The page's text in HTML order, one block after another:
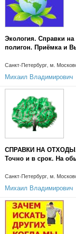
Экология. Справки на
полигон. Приёмка и
Санкт-Петербург, м.
Михаил Владимирович
СПРАВКИ НА
Точно и в срок. На
Санкт-Петербург, м.
Михаил Владимирович